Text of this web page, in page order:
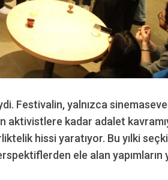
Festivalin, yalnızca
aktivistlere kadar adalet
hissi yaratıyor. Bu yılki
ele alan yapımların